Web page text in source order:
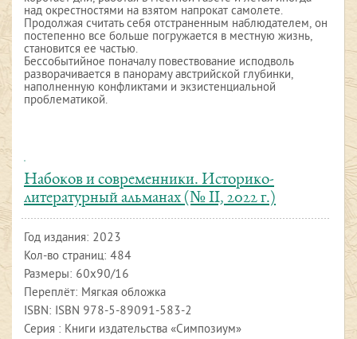
над окрестностями на взятом напрокат самолете.
Продолжая считать себя отстраненным наблюдателем, он
постепенно все больше погружается в местную жизнь,
становится ее частью.
Бессобытийное поначалу повествование исподволь
разворачивается в панораму австрийской глубинки,
наполненную конфликтами и экзистенциальной
проблематикой.
Набоков и современники. Историко-
литературный альманах (№ II, 2022 г.)
Год издания: 2023
Кол-во страниц: 484
Размеры: 60х90/16
Переплёт: Мягкая обложка
ISBN: ISBN 978-5-89091-583-2
Серия : Книги издательства «Симпозиум»